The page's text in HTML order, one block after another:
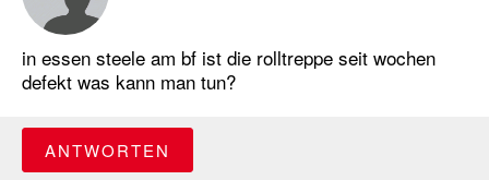
in essen steele am bf ist die rolltreppe seit wochen
defekt was kann man tun?
ANTWORTEN